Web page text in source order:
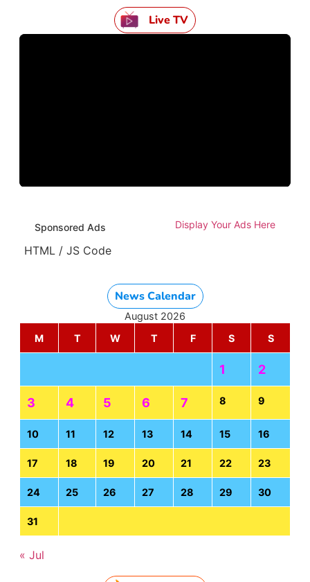
Live TV
Sponsored Ads Display Your Ads Here
HTML / JS Code
News Calendar
August 2026
M
T W T F S S
1 2
3 4 5 6 7 8 9
10 11 12 13 14 15 16
17 18 19 20 21 22 23
24 25 26 27 28 29 30
31
« Jul